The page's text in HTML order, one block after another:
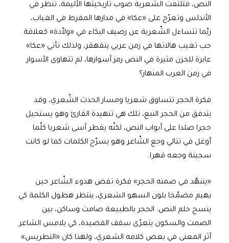
النص، فتلتفت الشّعرية صوب تاريخيتها الأليمة، تنظر في
الأندلس وتعرّج على «عكا» في مدارها المفرط في الغياب،
ربّما تتساءل الشّعرية عن رصيف البكاء في «ولاّدة» كعلاقة
حب تغيب هالاتها في زمن عربي يتقهقر، ولذلك تأتي «عكا»
عابرة للحزن مثيرة في النص رمز أسوارها، لم تتهاوى الأسوار
في زمن العرب المنهار؟
فكرة الحجر تتساوق شعريا ومسار الحدث الشّعري، وقد
يتدفق من الحجر النبع، تلك هي تنهيدة القارئ وهو يستحيل
حجرا صلدا على أبواب النص، لكنّه يقطر أسى شعريا كلّما
أوغل في تتالي وجع الشّاعر وهو يسرّح الكلمات كما لو كانت
سجينة وجعه قهرا.
«يتنهّد في صمته الحجر» فكرة تقض هدوء الشّاعر حين
يهيم مضمّخا بلون السهو الشعري، ينتظر هطول الكلمة كي
ينسج حلم النص. الحجر بالطبيعة صامت وساكن، بين
الصمت والسكون يتعرّى سقف القصيدة، كي يلامس الشاعر
أثر المعنى في بعض كلامه الشعري، ولهذا كان «التطريس»